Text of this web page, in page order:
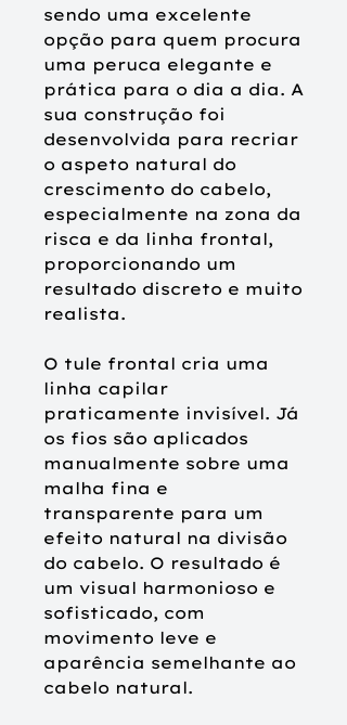
sendo uma excelente
opção para quem procura
uma peruca elegante e
prática para o dia a dia. A
sua construção foi
desenvolvida para recriar
o aspeto natural do
crescimento do cabelo,
especialmente na zona da
risca e da linha frontal,
proporcionando um
resultado discreto e muito
realista.
O tule frontal cria uma
linha capilar
praticamente invisível. Já
os fios são aplicados
manualmente sobre uma
malha fina e
transparente para um
efeito natural na divisão
do cabelo. O resultado é
um visual harmonioso e
sofisticado, com
movimento leve e
aparência semelhante ao
cabelo natural.